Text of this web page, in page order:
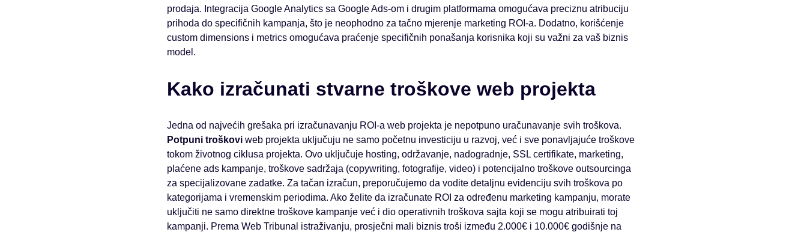
prodaja. Integracija Google Analytics sa Google Ads-om i drugim platformama omogućava preciznu atribuciju
prihoda do specifičnih kampanja, što je neophodno za tačno mjerenje marketing ROI-a. Dodatno, korišćenje
custom dimensions i metrics omogućava praćenje specifičnih ponašanja korisnika koji su važni za vaš biznis
model.
Kako izračunati stvarne troškove web projekta
Jedna od najvećih grešaka pri izračunavanju ROI-a web projekta je nepotpuno uračunavanje svih troškova.
Potpuni troškoviweb projekta uključuju ne samo početnu investiciju u razvoj, već i sve ponavljajuće troškove
tokom životnog ciklusa projekta. Ovo uključuje hosting, održavanje, nadogradnje, SSL certifikate, marketing,
plaćene ads kampanje, troškove sadržaja (copywriting, fotografije, video) i potencijalno troškove outsourcinga
za specijalizovane zadatke. Za tačan izračun, preporučujemo da vodite detaljnu evidenciju svih troškova po
kategorijama i vremenskim periodima. Ako želite da izračunate ROI za određenu marketing kampanju, morate
uključiti ne samo direktne troškove kampanje već i dio operativnih troškova sajta koji se mogu atribuirati toj
kampanji. Prema Web Tribunal istraživanju, prosječni mali biznis troši između 2.000€ i 10.000€ godišnje na